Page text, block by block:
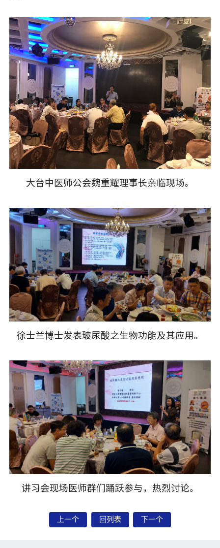
大台中医师公会魏重耀理事长亲临现场。
徐士兰博士发表玻尿酸之生物功能及其应用。
讲习会现场医师群们踊跃参与，热烈讨论。
上一个 回列表 下一个